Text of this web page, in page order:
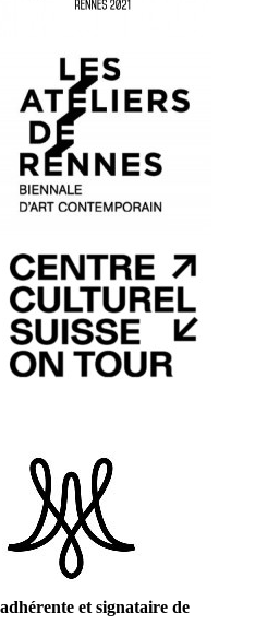
et signataire de